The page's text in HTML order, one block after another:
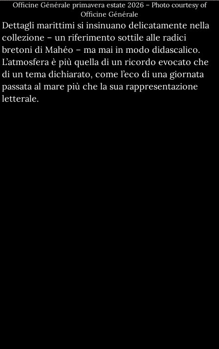
Officine Générale primavera estate 2026 – Photo courtesy of
Officine Générale
Dettagli marittimi si insinuano delicatamente nella
collezione – un riferimento sottile alle radici
bretoni di Mahéo – ma mai in modo didascalico.
L’atmosfera è più quella di un ricordo evocato che
di un tema dichiarato, come l’eco di una giornata
passata al mare più che la sua rappresentazione
letterale.